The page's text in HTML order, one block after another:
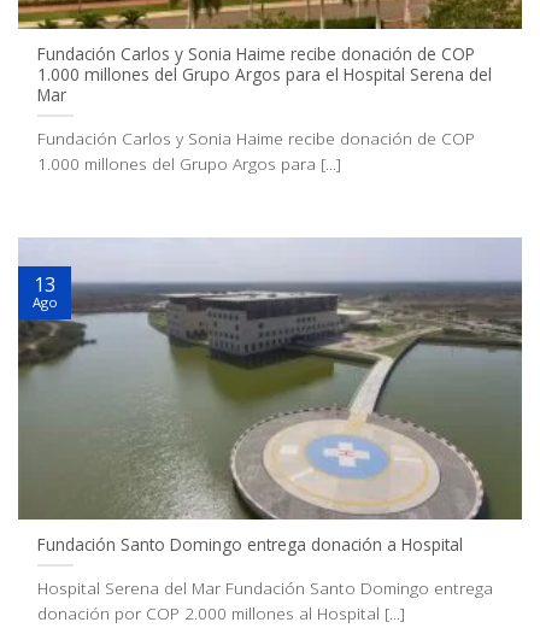
Fundación Carlos y Sonia Haime recibe donación de COP
1.000 millones del Grupo Argos para el Hospital Serena del
Mar
Fundación Carlos y Sonia Haime recibe donación de COP
1.000 millones del Grupo Argos para [...]
Fundación Santo Domingo entrega donación a Hospital
Hospital Serena del Mar Fundación Santo Domingo entrega
donación por COP 2.000 millones al Hospital [...]
13
Ago